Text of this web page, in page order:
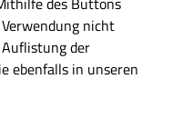
nicht
der
ebenfalls in unseren